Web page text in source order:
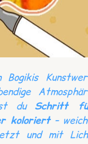
Bogikis
duSchritt
koloriert–
und mit